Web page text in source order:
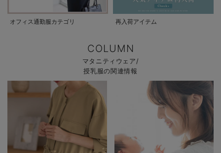
オフィス通勤服カテゴリ 再入荷アイテム
COLUMN
マタニティウェア/
授乳服の関連情報